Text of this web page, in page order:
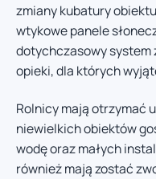
zmiany kubatury
wtykowe panele
dotychczasowy system
opieki, dla których
Rolnicy mają otrzymać
niewielkich obiektów
wodę oraz małych
również mają zostać